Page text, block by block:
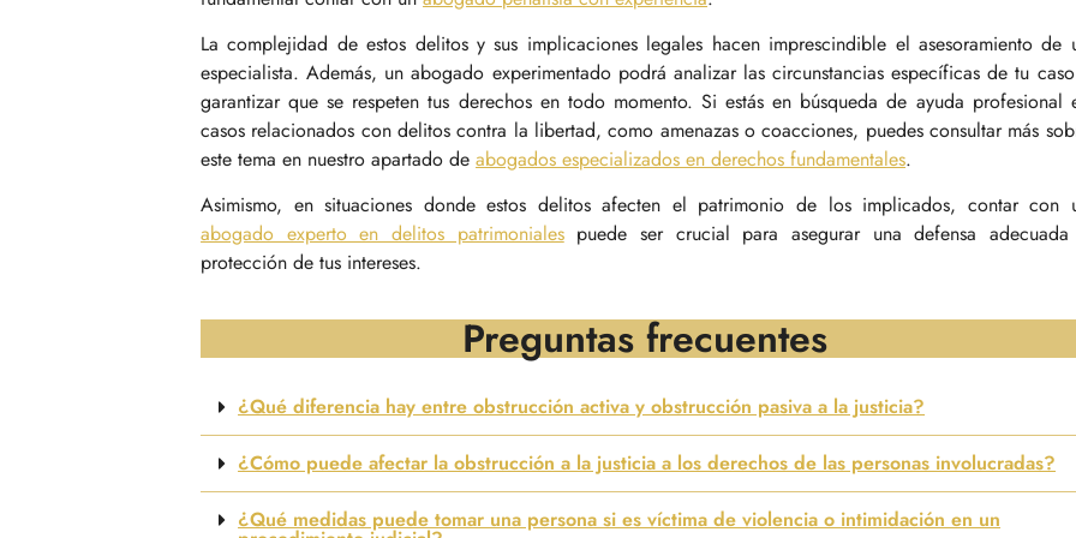
La complejidad de estos delitos y sus implicaciones legales hacen imprescindible el asesoramiento de
especialista. Además, un abogado experimentado podrá analizar las circunstancias específicas de tu
garantizar que se respeten tus derechos en todo momento. Si estás en búsqueda de ayuda profesional
casos relacionados con delitos contra la libertad, como amenazas o coacciones, puedes consultar más
este tema en nuestro apartado deabogados especializados en derechos fundamentales.
Asimismo, en situaciones donde estos delitos afecten el patrimonio de los implicados, contar con
abogado experto en delitos patrimonialespuede ser crucial para asegurar una defensa
protección de tus intereses.
Preguntas frecuentes
¿Qué diferencia hay entre obstrucción activa y obstrucción pasiva a la justicia?
¿Cómo puede afectar la obstrucción a la justicia a los derechos de las personas involucradas?
¿Qué medidas puede tomar una persona si es víctima de violencia o intimidación en un